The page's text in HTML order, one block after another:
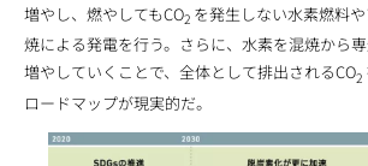
増やし、燃やしてもCO2 を発生しない水素燃料
焼による発電を行う。さらに、水素を混焼から
増やしていくことで、全体として排出されるCO2
ロードマップが現実的だ。